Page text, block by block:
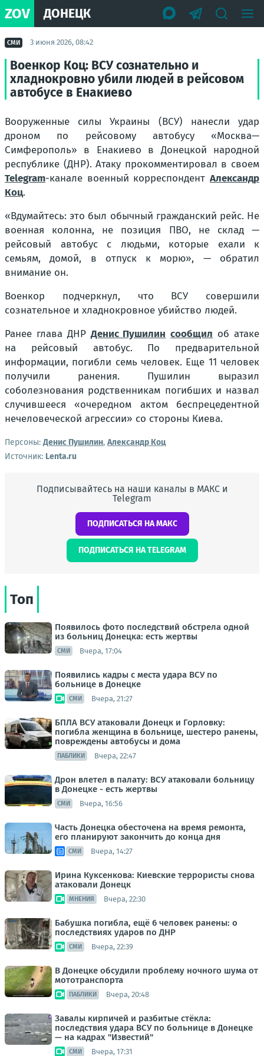
ZOV ДОНЕЦК
СМИ 3 июня 2026, 08:42
Военкор Коц: ВСУ сознательно и
хладнокровно убили людей в рейсовом
автобусе в Енакиево
Вооруженные силы Украины (ВСУ) нанесли удар
дроном по рейсовому автобусу «Москва—
Симферополь» в Енакиево в Донецкой народной
республике (ДНР). Атаку прокомментировал в своем
Telegram-канале военный корреспондент Александр
Коц.
«Вдумайтесь: это был обычный гражданский рейс. Не
военная колонна, не позиция ПВО, не склад —
рейсовый автобус с людьми, которые ехали к
семьям, домой, в отпуск к морю», — обратил
внимание он.
Военкор подчеркнул, что ВСУ совершили
сознательное и хладнокровное убийство людей.
Ранее глава ДНРДенис Пушилин сообщил об атаке
на рейсовый автобус. По предварительной
информации, погибли семь человек. Еще 11 человек
получили ранения. Пушилин выразил
соболезнования родственникам погибших и назвал
случившееся «очередном актом беспрецедентной
нечеловеческой агрессии» со стороны Киева.
Персоны: Денис Пушилин, Александр Коц
Источник: Lenta.ru
Подписывайтесь на наши каналы в МАКС и
Telegram
ПОДПИСАТЬСЯ НА МАКС
ПОДПИСАТЬСЯ НА TELEGRAM
Топ
Появилось фото последствий обстрела одной
из больниц Донецка: есть жертвы
СМИ Вчера, 17:04
Появились кадры с места удара ВСУ по
больнице в Донецке
СМИ Вчера, 21:27
БПЛА ВСУ атаковали Донецк и Горловку:
погибла женщина в больнице, шестеро ранены,
повреждены автобусы и дома
ПАБЛИКИ Вчера, 22:47
Дрон влетел в палату: ВСУ атаковали больницу
в Донецке - есть жертвы
СМИ Вчера, 16:56
Часть Донецка обесточена на время ремонта,
его планируют закончить до конца дня
СМИ Вчера, 14:27
Ирина Куксенкова: Киевские террористы снова
атаковали Донецк
МНЕНИЯ Вчера, 22:30
Бабушка погибла, ещё 6 человек ранены: о
последствиях ударов по ДНР
СМИ Вчера, 22:39
В Донецке обсудили проблему ночного шума от
мототранспорта
ПАБЛИКИ Вчера, 20:48
Завалы кирпичей и разбитые стёкла:
последствия удара ВСУ по больнице в Донецке
— на кадрах "Известий"
СМИ Вчера, 17:31